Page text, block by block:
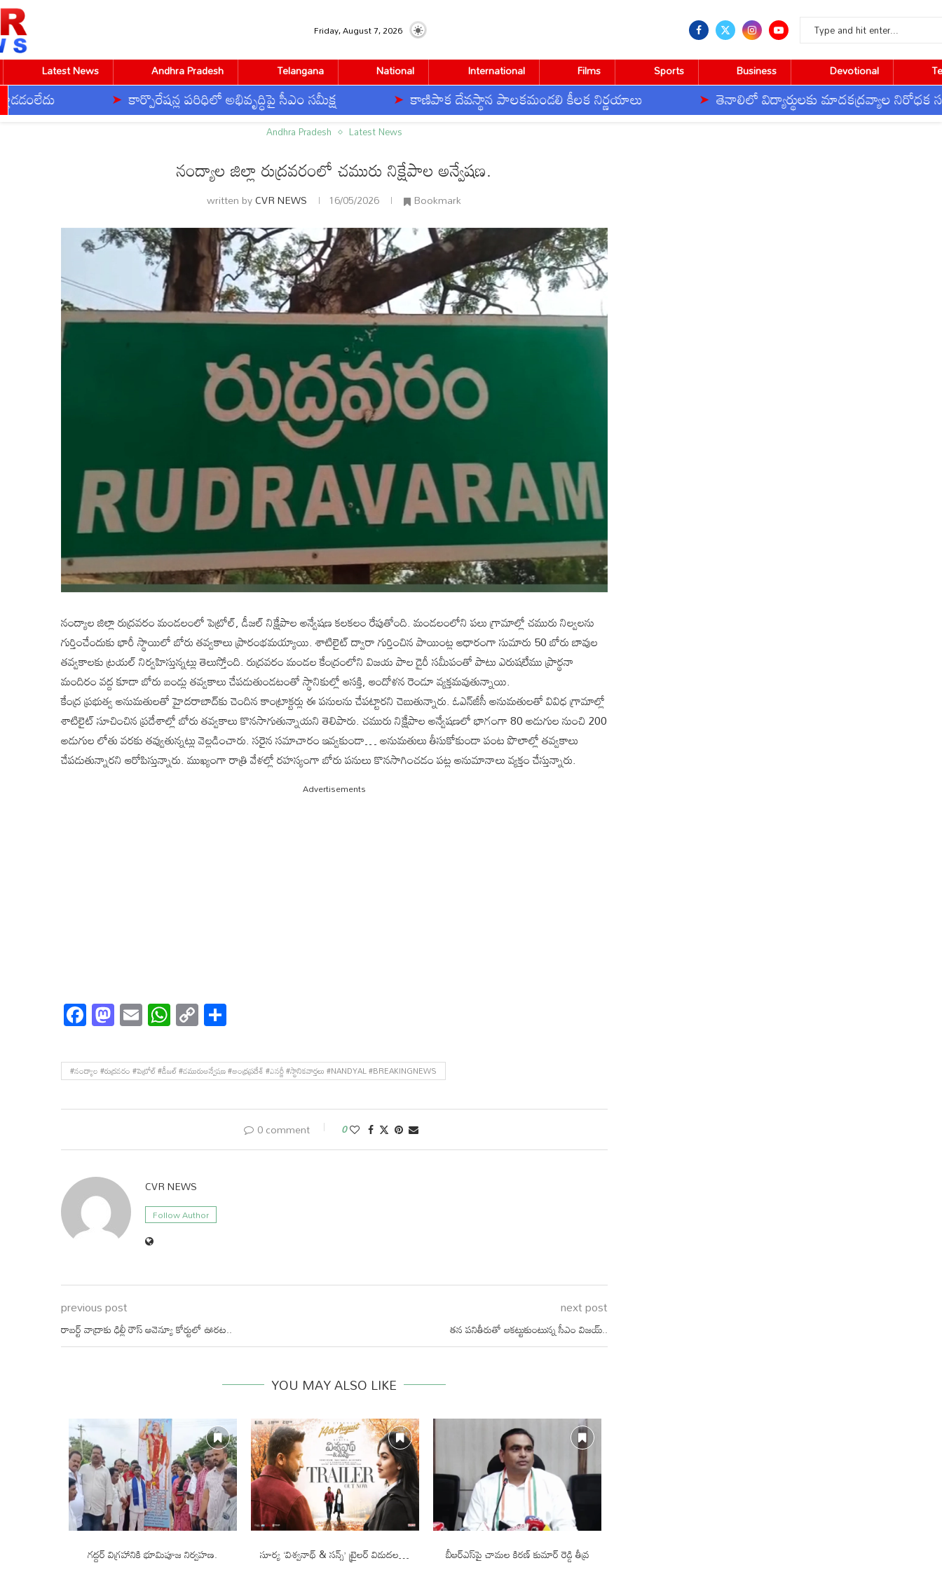
Friday, August 7, 2026
Latest News Andhra Pradesh Telangana National International Films Sports Business Devotional
కార్పొరేషన్ల పరిధిలో అభివృద్ధిపై సీఎం సమీక్ష కాణిపాక దేవస్థాన పాలకమండలి కీలక నిర్ణయాలు తెనాలిలో విద్యార్థులకు మాదకద్రవ్యాల నిరోధక సంకల్పం
CVR OM
TECHNOLOGY
Andhra Pradesh
నంద్యాల జిల్లా రుద్రవరంలో చమురు నిక్షేపాల అన్వేషణ.
Andhra Pradesh
Latest News
నంద్యాల జిల్లా రుద్రవరంలో చమురు నిక్షేపాల అన్వేషణ.
written byCVR NEWS 16/05/2026 Bookmark
నంద్యాల జిల్లా రుద్రవరం మండలంలో పెట్రోల్, డీజల్ నిక్షేపాల అన్వేషణ కలకలం రేపుతోంది. మండలంలోని పలు గ్రామాల్లో చమురు నిల్వలను
గుర్తించేందుకు భారీ స్థాయిలో బోరు తవ్వకాలు ప్రారంభమయ్యాయి. శాటిలైట్ ద్వారా గుర్తించిన పాయింట్ల ఆధారంగా సుమారు 50 బోరు బావుల
తవ్వకాలకు ట్రయల్ నిర్వహిస్తున్నట్లు తెలుస్తోంది. రుద్రవరం మండల కేంద్రంలోని విజయ పాల డైరీ సమీపంతో పాటు ఎరుషలేము ప్రార్థనా
మందిరం వద్ద కూడా బోరు బండ్లు తవ్వకాలు చేపడుతుండటంతో స్థానికుల్లో ఆసక్తి, ఆందోళన రెండూ వ్యక్తమవుతున్నాయి.
కేంద్ర ప్రభుత్వ అనుమతులతో హైదరాబాద్‌కు చెందిన కాంట్రాక్టర్లు ఈ పనులను చేపట్టారని చెబుతున్నారు. ఓఎన్‌జీసీ అనుమతులతో వివిధ గ్రామాల్లో
శాటిలైట్ సూచించిన ప్రదేశాల్లో బోరు తవ్వకాలు కొనసాగుతున్నాయని తెలిపారు. చమురు నిక్షేపాల అన్వేషణలో భాగంగా 80 అడుగుల నుంచి 200
అడుగుల లోతు వరకు తవ్వుతున్నట్లు వెల్లడించారు. సరైన సమాచారం ఇవ్వకుండా… అనుమతులు తీసుకోకుండా పంట పొలాల్లో తవ్వకాలు
చేపడుతున్నారని ఆరోపిస్తున్నారు. ముఖ్యంగా రాత్రి వేళల్లో రహస్యంగా బోరు పనులు కొనసాగించడం పట్ల అనుమానాలు వ్యక్తం చేస్తున్నారు.
Advertisements
Facebook
Mastodon
EmailWhatsApp
Copy
Link
#నంద్యాల #రుద్రవరం #పెట్రోల్ #డీజల్ #చమురుఅన్వేషణ #ఆంధ్రప్రదేశ్ #ఎనర్జీ #స్థానికవార్తలు #NANDYAL #BREAKINGNEWS
0 comment 0
CVR NEWS
Follow Author
previous post
రాబర్ట్‌ వాద్రాకు ఢిల్లీ రౌస్‌ అవెన్యూ కోర్టులో ఊరట..
next post
తన పనితీరుతో ఆకట్టుకుంటున్న సీఎం విజయ్‌..
YOU MAY ALSO LIKE
గద్దర్ విగ్రహానికి భూమిపూజ నిర్వహణ. సూర్య ‘విశ్వనాథ్ & సన్స్’ ట్రైలర్ విడుదల…
బీఆర్ఎస్‌పై చామల కిరణ్ కుమార్ రెడ్డి తీవ్ర